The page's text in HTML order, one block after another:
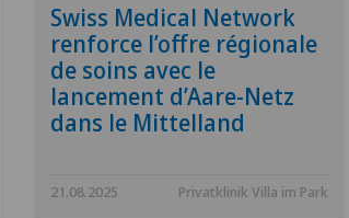
Swiss Medical Network
renforce l’offre régionale
de soins avec le
lancement d’Aare-Netz
dans le Mittelland
21.08.2025 Privatklinik Villa im Park